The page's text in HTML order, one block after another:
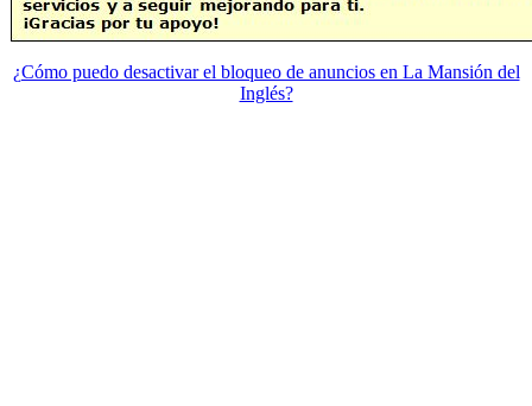
¿Cómo puedo desactivar el bloqueo de anuncios en La Mansión del
Inglés?